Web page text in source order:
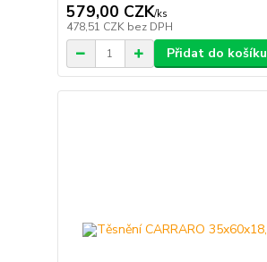
579,00 CZK/ks
478,51 CZK bez DPH
Přidat do košíku